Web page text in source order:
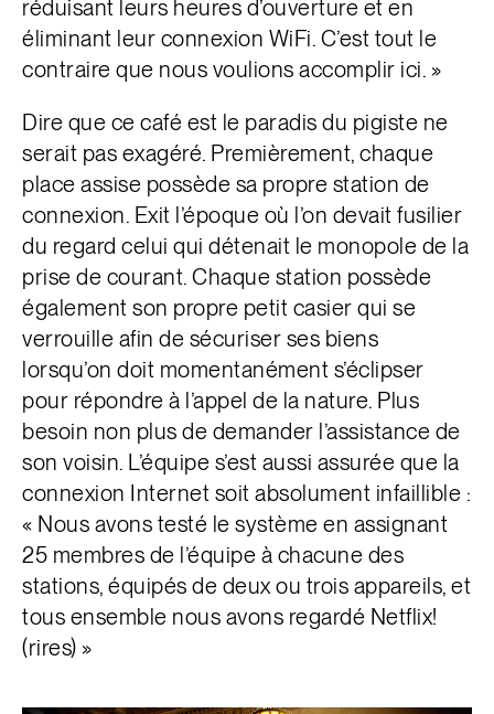
réduisant leurs heures d’ouverture et en
éliminant leur connexion WiFi. C’est tout le
contraire que nous voulions accomplir ici. »
Dire que ce café est le paradis du pigiste ne
serait pas exagéré. Premièrement, chaque
place assise possède sa propre station de
connexion. Exit l’époque où l’on devait fusilier
du regard celui qui détenait le monopole de la
prise de courant. Chaque station possède
également son propre petit casier qui se
verrouille afin de sécuriser ses biens
lorsqu’on doit momentanément s’éclipser
pour répondre à l’appel de la nature. Plus
besoin non plus de demander l’assistance de
son voisin. L’équipe s’est aussi assurée que la
connexion Internet soit absolument infaillible :
« Nous avons testé le système en assignant
25 membres de l’équipe à chacune des
stations, équipés de deux ou trois appareils, et
tous ensemble nous avons regardé Netflix!
(rires) »